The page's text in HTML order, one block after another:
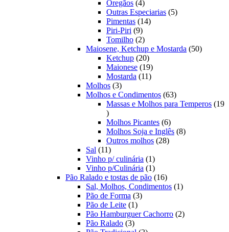
Oregãos 44
produtos
Outras Especiarias 55
Pimentas 1414
Piri-Piri 99
produtos
Tomilho 22
produtos
Maiosene, Ketchup e Mostarda 5050
Ketchup 2020
produtos
Maionese 1919
produtos
Mostarda 1111
Molhos 33
produtos
Molhos e Condimentos 6363
produtos
Massas e Molhos para Temperos 19
19
produtos
Molhos Picantes 66
produtos
Molhos Soja e Inglês 88
Outros molhos 2828
Sal 1111
produtos
Vinho p/ culinária 11
produto
Vinho p/Culinária 11
produto
Pão Ralado e tostas de pão 1616
produtos
Sal, Molhos, Condimentos 11
Pão de Forma 33
Pão de Leite 11
produto
Pão Hamburguer Cachorro 22
Pão Ralado 33